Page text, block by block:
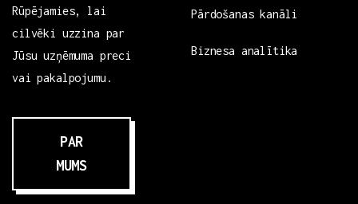
Rūpējamies, lai
cilvēki uzzina par
Jūsu uzņēmuma preci
vai pakalpojumu.
PAR
MUMS
Pārdošanas kanāli
Biznesa analītika